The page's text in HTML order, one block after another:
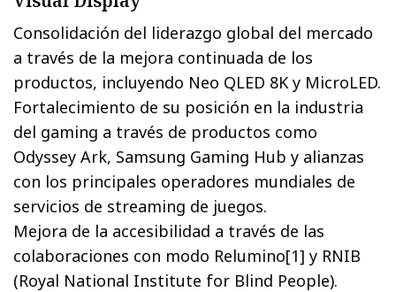
Consolidación del liderazgo global del mercado
a través de la mejora continuada de los
productos, incluyendo Neo QLED 8K y MicroLED.
Fortalecimiento de su posición en la industria
del gaming a través de productos como
Odyssey Ark, Samsung Gaming Hub y alianzas
con los principales operadores mundiales de
servicios de streaming de juegos.
Mejora de la accesibilidad a través de las
colaboraciones con modo Relumino[1] y RNIB
(Royal National Institute for Blind People).